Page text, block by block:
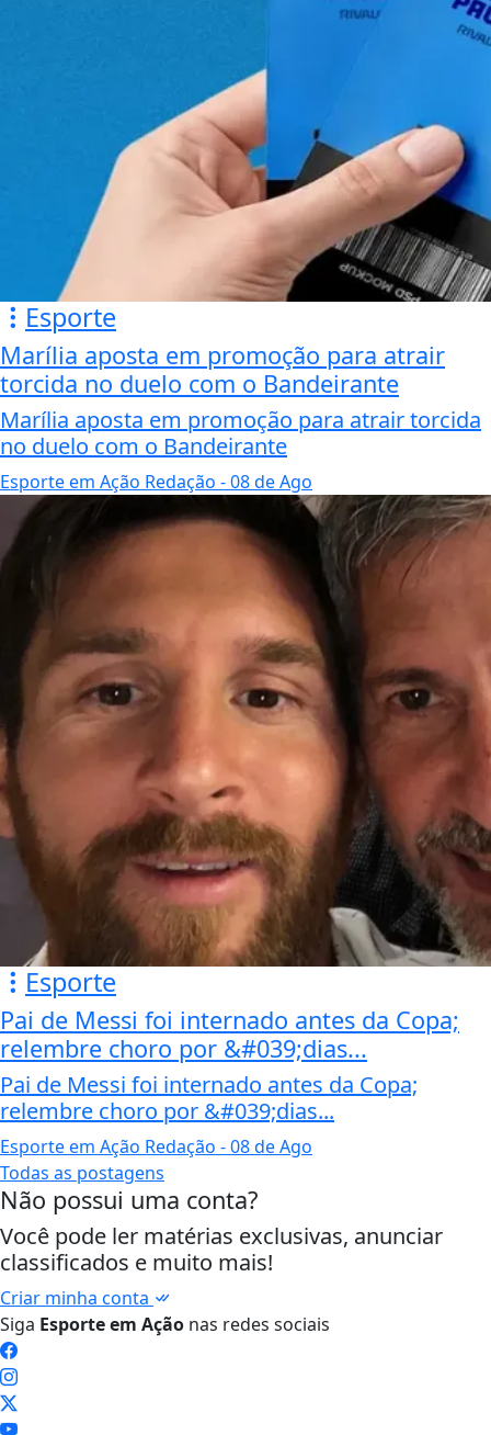
Esporte
Marília aposta em promoção para atrair
torcida no duelo com o Bandeirante
Marília aposta em promoção para atrair torcida
no duelo com o Bandeirante
Esporte em Ação Redação - 08 de Ago
Esporte
Pai de Messi foi internado antes da Copa;
relembre choro por &#039;dias...
Pai de Messi foi internado antes da Copa;
relembre choro por &#039;dias...
Esporte em Ação Redação - 08 de Ago
Todas as postagens
Não possui uma conta?
Você pode ler matérias exclusivas, anunciar
classificados e muito mais!
Criar minha conta
Siga Esporte em Ação nas redes sociais